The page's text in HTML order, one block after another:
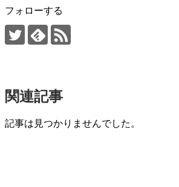
k
フォローする
関連記事
記事は見つかりませんでした。